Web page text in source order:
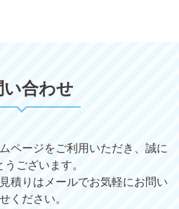
い合わせ
ページをご利用いただき、誠に
うございます。
積りはメールでお気軽にお問い
ください。